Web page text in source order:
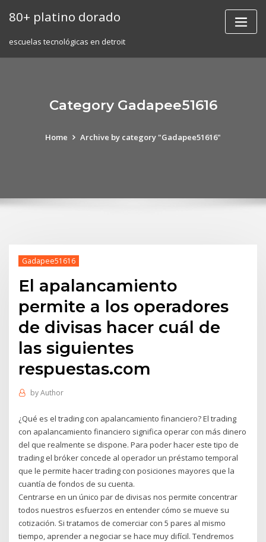
80+ platino dorado
escuelas tecnológicas en detroit
Category Gadapee51616
Home Archive by category "Gadapee51616"
Gadapee51616
El apalancamiento
permite a los operadores
de divisas hacer cuál de
las siguientes
respuestas.com
byAuthor
¿Qué es el trading con apalancamiento financiero? El trading
con apalancamiento financiero significa operar con más dinero
del que realmente se dispone. Para poder hacer este tipo de
trading el bróker concede al operador un préstamo temporal
que le permite hacer trading con posiciones mayores que la
cuantía de fondos de su cuenta.
Centrarse en un único par de divisas nos permite concentrar
todos nuestros esfuerzos en entender cómo se mueve su
cotización. Si tratamos de comerciar con 5 pares al mismo
tiempo, aprender a negociar se hace muy difícil. Tendremos